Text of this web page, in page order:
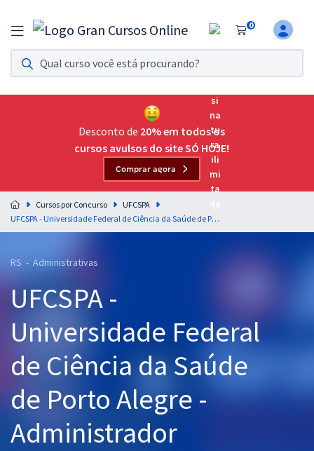
0
Assinatura Ilimitada 11
Acesso a todos os cursos. Teste grátis por 7 dias!
Assinatura OAB Até Passar
Acesso ilimitado a toda preparação para o Exame da
Residências Multiprofissionais
Preparação completa e intensiva para as principais
residências em saúde do Brasil
Cursos 20% OFF
Graduação
OAB
Mentorias
Desconto de 20% em todos os
cursos avulsos do site SÓ HOJE!
Comprar agora
Cursos por Concurso
UFCSPA
UFCSPA - Universidade Federal de Ciência da Saúde de Porto Alegre - Administrador
RS - Administrativas
UFCSPA -
Universidade Federal
de Ciência da Saúde
de Porto Alegre -
Administrador